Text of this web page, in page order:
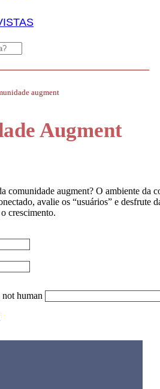
augment
Augment
comunidade augment? O ambiente da
avalie os “usuários” e desfrute
crescimento.
human